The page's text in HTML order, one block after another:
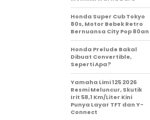
Honda Super Cub Tokyo
80s, Motor Bebek Retro
Bernuansa City Pop 80an
Honda Prelude Bakal
Dibuat Convertible,
Seperti Apa?
Yamaha Limi 125 2026
Resmi Meluncur, Skutik
Irit 58,1 Km/Liter Kini
Punya Layar TFT dan Y-
Connect